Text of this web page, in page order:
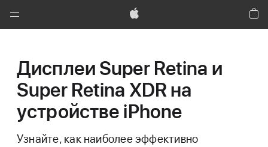
Apple
Дисплеи Super Retina и
Super Retina XDR на
устройстве iPhone
Узнайте, как наиболее эффективно